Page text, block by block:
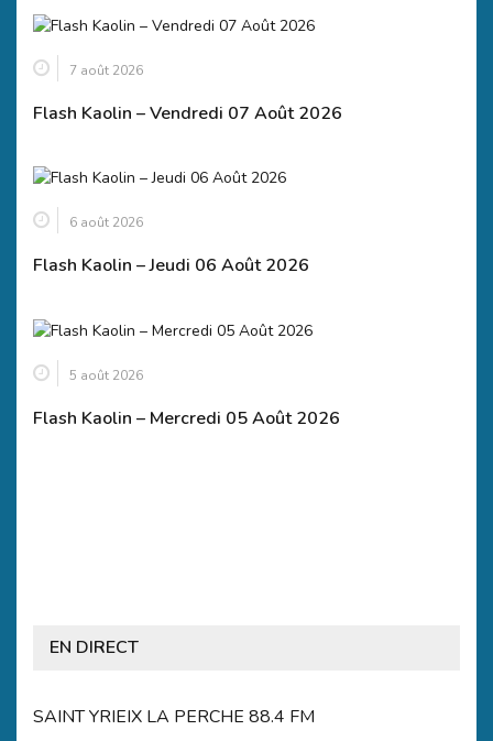
7 août 2026
Flash Kaolin – Vendredi 07 Août 2026
6 août 2026
Flash Kaolin – Jeudi 06 Août 2026
5 août 2026
Flash Kaolin – Mercredi 05 Août 2026
EN DIRECT
SAINT YRIEIX LA PERCHE 88.4 FM